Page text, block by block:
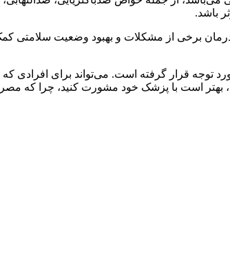
باشد.
برخی از مشکلات و بهبود وضعیت سلامتی کمک
توجه قرار گرفته است. می‌تواند برای
بهتر است با پزشک خود مشورت کنید، چرا